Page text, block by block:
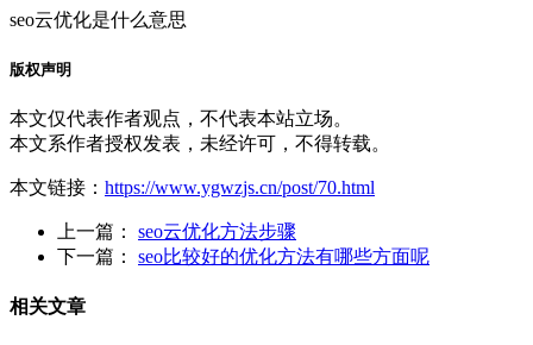
seo云优化是什么意思
版权声明
本文仅代表作者观点，不代表本站立场。
本文系作者授权发表，未经许可，不得转载。
本文链接： https://www.ygwzjs.cn/post/70.html
上一篇： seo云优化方法步骤
下一篇： seo比较好的优化方法有哪些方面呢
相关文章